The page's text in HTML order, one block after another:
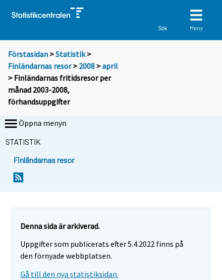
Sök Meny
Förstasidan >Statistik >
Finländarnas resor> 2008 >april
> Finländarnas fritidsresor per
månad 2003-2008,
förhandsuppgifter
Öppna menyn
STATISTIK
Finländarnas resor
Denna sida är arkiverad.
Uppgifter som publicerats efter 5.4.2022 finns på
den förnyade webbplatsen.
Gå till den nya statistiksidan.